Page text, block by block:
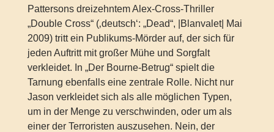
Pattersons dreizehntem Alex-Cross-Thriller
„Double Cross“ (‚deutsch‘: „Dead“, |Blanvalet| Mai
2009) tritt ein Publikums-Mörder auf, der sich für
jeden Auftritt mit großer Mühe und Sorgfalt
verkleidet. In „Der Bourne-Betrug“ spielt die
Tarnung ebenfalls eine zentrale Rolle. Nicht nur
Jason verkleidet sich als alle möglichen Typen,
um in der Menge zu verschwinden, oder um als
einer der Terroristen auszusehen. Nein, der